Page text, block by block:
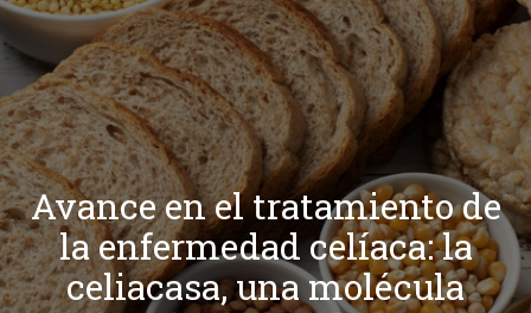
Avance en el tratamiento de
la enfermedad celíaca: la
celiacasa, una molécula